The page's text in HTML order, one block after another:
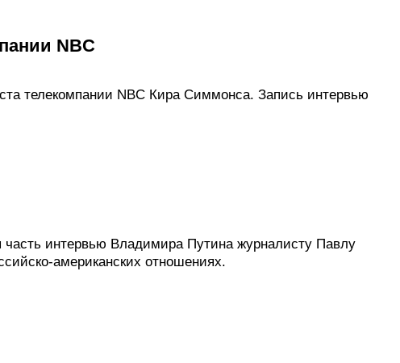
NBC
телекомпании NBC Кира Симмонса. Запись интервью
интервью Владимира Путина журналисту Павлу
американских отношениях.